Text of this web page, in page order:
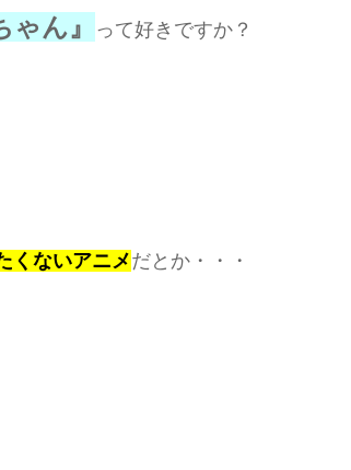
ゃん』 って好きですか？
くないアニメだとか・・・